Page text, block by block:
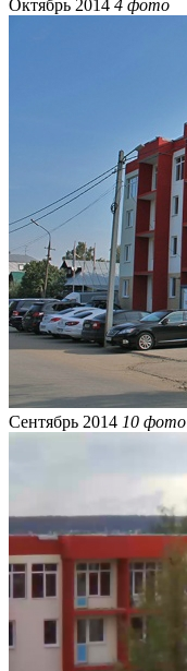
Октябрь 2014 4 фото
Сентябрь 2014 10 фото